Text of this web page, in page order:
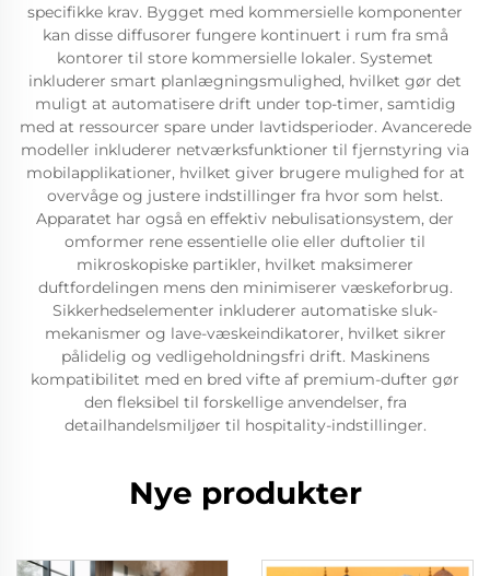
specifikke krav. Bygget med kommersielle komponenter
kan disse diffusorer fungere kontinuert i rum fra små
kontorer til store kommersielle lokaler. Systemet
inkluderer smart planlægningsmulighed, hvilket gør det
muligt at automatisere drift under top-timer, samtidig
med at ressourcer spare under lavtidsperioder. Avancerede
modeller inkluderer netværksfunktioner til fjernstyring via
mobilapplikationer, hvilket giver brugere mulighed for at
overvåge og justere indstillinger fra hvor som helst.
Apparatet har også en effektiv nebulisationsystem, der
omformer rene essentielle olie eller duftolier til
mikroskopiske partikler, hvilket maksimerer
duftfordelingen mens den minimiserer væskeforbrug.
Sikkerhedselementer inkluderer automatiske sluk-
mekanismer og lave-væskeindikatorer, hvilket sikrer
pålidelig og vedligeholdningsfri drift. Maskinens
kompatibilitet med en bred vifte af premium-dufter gør
den fleksibel til forskellige anvendelser, fra
detailhandelsmiljøer til hospitality-indstillinger.
Nye produkter